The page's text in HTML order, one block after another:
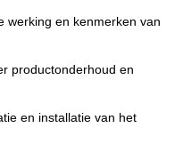
werking en kenmerken van
productonderhoud en
en installatie van het